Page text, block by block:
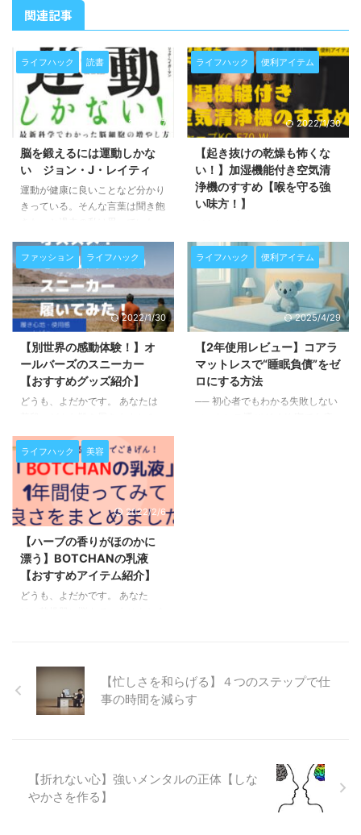
関連記事
ライフハック 読書
2021/3/7
脳を鍛えるには運動しかな
い ジョン・J・レイティ
運動が健康に良いことなど分かり
きっている。そんな言葉は聞き飽
っと始めてはすぐ挫折し、またダ
メだったな、と自己否定。始めた
時のワクワクが持続しないのだ。
しかし、この本に出会って、そん
な自己否定ループから抜け出すき
っかけをもらえた。 本書の主張
はただ一つ「運動しろ！ただし科
学的に！」これだけだ。しかし、
これをさせるための動機付けやデ
ータの示し方が凄まじい。これま
間の私には、この本が科学的な知
...
ライフハック 便利アイテム
2022/1/30
【起き抜けの乾燥も怖くな
い！】加湿機能付き空気清
浄機のすすめ【喉を守る強
い味方！】
は、寒い季節の喉の乾燥に苦しん
でいませんか？ 今回紹介する加
湿機能付き空気清浄機は、冬場の
乾燥からあなたを守ってくれる素
敵なアイテムです！ 私自身、暖
房をつけて眠ると、朝起きた時に
たことが度々ありました、、、。
けれども、このアイテムのおかげ
で、今では喉の痛みと無縁の生活
です。 毎日の快適な睡眠を手に
ファッション ライフハック
2022/1/30
【別世界の感動体験！】オ
ールバーズのスニーカー
【おすすめグッズ紹介】
どうも、よだかです。 あなたは
今回紹介するのはオールバーズの
スニーカー！ 1年半近く使った私
がその使い心地、メリット・デメ
リットをまとめていきます。 ※参
考までにリンクを貼っておきます
が、できれば店舗での購入をお勧
めします。 私は足の甲が普通の
人よりもやや高いので、基本的に
通販で靴を買うことはほとんどあ
りません。 オールバーズの商品
は決して安くないので、実際に試
ライフハック 便利アイテム
2025/4/29
【2年使用レビュー】コアラ
マットレスで“睡眠負債”をゼ
ロにする方法
── 初心者でもわかる失敗しない
ライフハック 美容
2022/2/6
【ハーブの香りがほのかに
漂う】BOTCHANの乳液
【おすすめアイテム紹介】
どうも、よだかです。 あなた
続けることで高い効果を発揮しま
す。 今回紹介する「BOTCHAN
の美容乳液」は、乾燥肌と髭剃り
で、その良さをまとめていきま
す！ 使い方 風呂上がりや洗顔、
髭を剃った後などに化粧水を肌に
【忙しさを和らげる】４つのステップで仕
事の時間を減らす
【折れない心】強いメンタルの正体【しな
やかさを作る】